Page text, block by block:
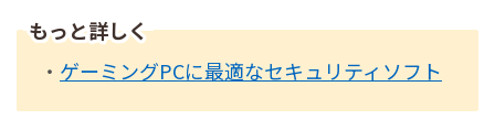
もっと詳しく
・ ゲーミングPCに最適なセキュリティソフト